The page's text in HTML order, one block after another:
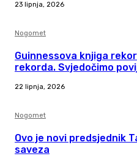
23 lipnja, 2026
Nogomet
Guinnessova knjiga
rekorda. Svjedočimo
22 lipnja, 2026
Nogomet
Ovo je novi predsjednik
saveza